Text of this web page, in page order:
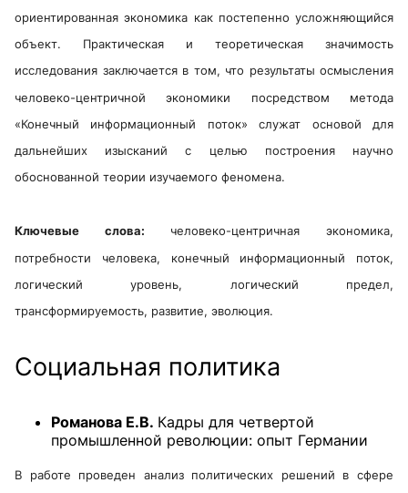
ориентированная экономика как постепенно усложняющийся
объект. Практическая и теоретическая значимость
исследования заключается в том, что результаты осмысления
человеко-центричной экономики посредством метода
«Конечный информационный поток» служат основой для
дальнейших изысканий с целью построения научно
обоснованной теории изучаемого феномена.
Ключевые слова: человеко-центричная экономика,
потребности человека, конечный информационный поток,
логический уровень, логический предел,
трансформируемость, развитие, эволюция.
Социальная политика
Романова Е.В. Кадры для четвертой
промышленной революции: опыт Германии
В работе проведен анализ политических решений в сфере